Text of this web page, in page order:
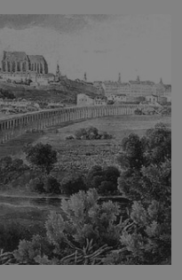
nejen
v Karibiku, ale i
historií i